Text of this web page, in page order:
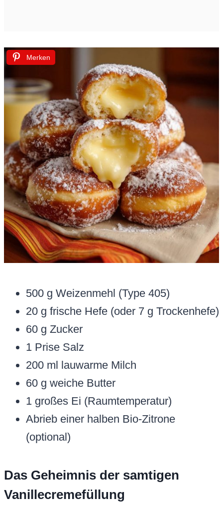
Merken
500 g Weizenmehl (Type 405)
20 g frische Hefe (oder 7 g Trockenhefe)
60 g Zucker
1 Prise Salz
200 ml lauwarme Milch
60 g weiche Butter
1 großes Ei (Raumtemperatur)
Abrieb einer halben Bio-Zitrone
(optional)
Das Geheimnis der samtigen
Vanillecremefüllung